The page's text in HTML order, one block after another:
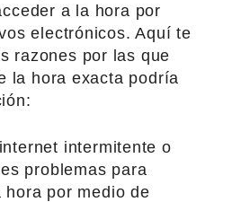
a la hora por
electrónicos. Aquí te
razones por las que
la hora exacta podría
intermitente o
problemas para
hora por medio de